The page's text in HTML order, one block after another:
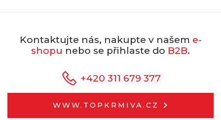
Kontaktujte nás, nakupte v našem e-
shopu nebo se přihlaste do B2B.
+420 311 679 377
WWW.TOPKRMIVA.CZ